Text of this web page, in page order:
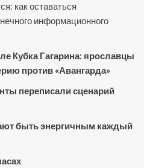
как оставаться
информационного
Кубка Гагарина: ярославцы
против «Авангарда»
переписали сценарий
быть энергичным каждый